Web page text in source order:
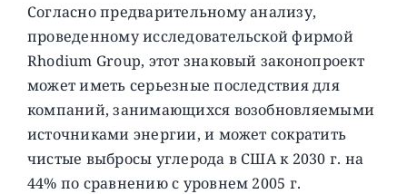
Согласно предварительному анализу,
проведенному исследовательской фирмой
Rhodium Group, этот знаковый законопроект
может иметь серьезные последствия для
компаний, занимающихся возобновляемыми
источниками энергии, и может сократить
чистые выбросы углерода в США к 2030 г. на
44% по сравнению с уровнем 2005 г.